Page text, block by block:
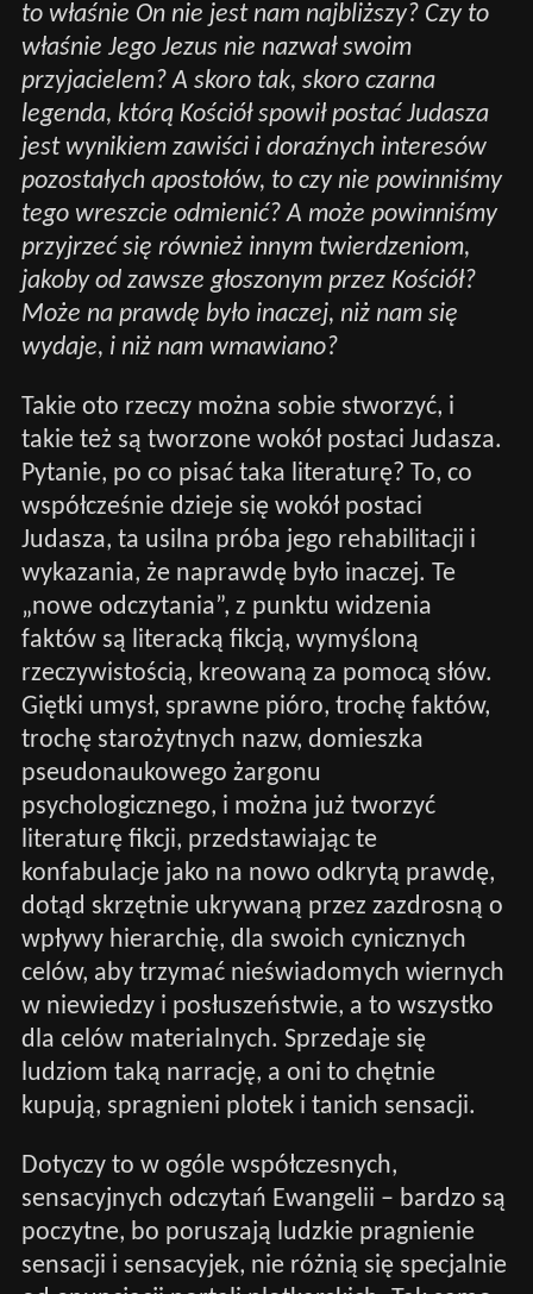
to właśnie On nie jest nam najbliższy? Czy to
właśnie Jego Jezus nie nazwał swoim
przyjacielem? A skoro tak, skoro czarna
legenda, którą Kościół spowił postać Judasza
jest wynikiem zawiści i doraźnych interesów
pozostałych apostołów, to czy nie powinniśmy
tego wreszcie odmienić? A może powinniśmy
przyjrzeć się również innym twierdzeniom,
jakoby od zawsze głoszonym przez Kościół?
Może na prawdę było inaczej, niż nam się
wydaje, i niż nam wmawiano?
Takie oto rzeczy można sobie stworzyć, i
takie też są tworzone wokół postaci Judasza.
Pytanie, po co pisać taka literaturę? To, co
współcześnie dzieje się wokół postaci
Judasza, ta usilna próba jego rehabilitacji i
wykazania, że naprawdę było inaczej. Te
„nowe odczytania”, z punktu widzenia
faktów są literacką fikcją, wymyśloną
rzeczywistością, kreowaną za pomocą słów.
Giętki umysł, sprawne pióro, trochę faktów,
trochę starożytnych nazw, domieszka
pseudonaukowego żargonu
psychologicznego, i można już tworzyć
literaturę fikcji, przedstawiając te
konfabulacje jako na nowo odkrytą prawdę,
dotąd skrzętnie ukrywaną przez zazdrosną o
wpływy hierarchię, dla swoich cynicznych
celów, aby trzymać nieświadomych wiernych
w niewiedzy i posłuszeństwie, a to wszystko
dla celów materialnych. Sprzedaje się
ludziom taką narrację, a oni to chętnie
kupują, spragnieni plotek i tanich sensacji.
Dotyczy to w ogóle współczesnych,
sensacyjnych odczytań Ewangelii – bardzo są
poczytne, bo poruszają ludzkie pragnienie
sensacji i sensacyjek, nie różnią się specjalnie